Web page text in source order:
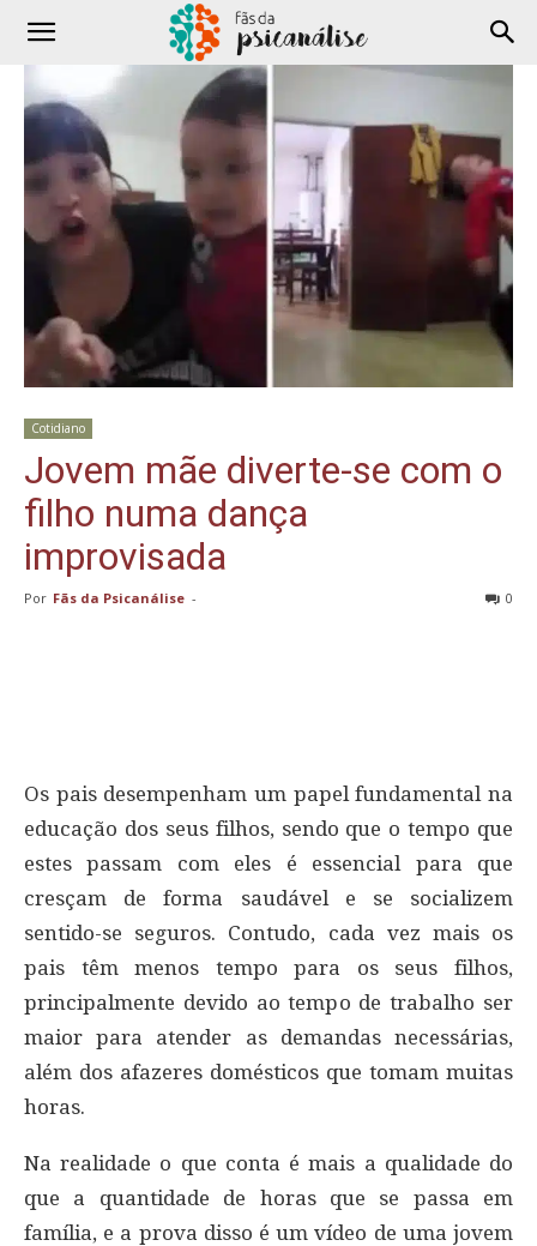
Cotidiano
Jovem mãe diverte-se com o
filho numa dança
improvisada
Por Fãs da Psicanálise - 0
Os pais desempenham um papel fundamental na
educação dos seus filhos, sendo que o tempo que
estes passam com eles é essencial para que
cresçam de forma saudável e se socializem
sentido-se seguros. Contudo, cada vez mais os
pais têm menos tempo para os seus filhos,
principalmente devido ao tempo de trabalho ser
maior para atender as demandas necessárias,
além dos afazeres domésticos que tomam muitas
horas.
Na realidade o que conta é mais a qualidade do
que a quantidade de horas que se passa em
família, e a prova disso é um vídeo de uma jovem